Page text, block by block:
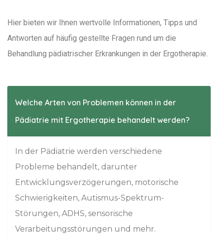
Hier bieten wir Ihnen wertvolle Informationen, Tipps und
Antworten auf häufig gestellte Fragen rund um die
Behandlung pädiatrischer Erkrankungen in der Ergotherapie.
Welche Arten von Problemen können in der
Pädiatrie mit Ergotherapie behandelt werden?
In der Pädiatrie werden verschiedene
Probleme behandelt, darunter
Entwicklungsverzögerungen, motorische
Schwierigkeiten, Autismus-Spektrum-
Störungen, ADHS, sensorische
Verarbeitungsstörungen und mehr.